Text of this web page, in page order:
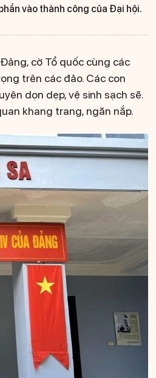
vào thành công của Đại hội.
cờ Tổ quốc cùng các
trên các đảo. Các con
dọn dẹp, vệ sinh sạch sẽ.
khang trang, ngăn nắp.